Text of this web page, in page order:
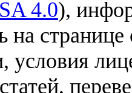
4.0),
на
условия